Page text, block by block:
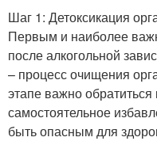
Шаг 1: Детоксикация
Первым и наиболее
после алкогольной
– процесс очищения
этапе важно обратиться
самостоятельное
быть опасным для